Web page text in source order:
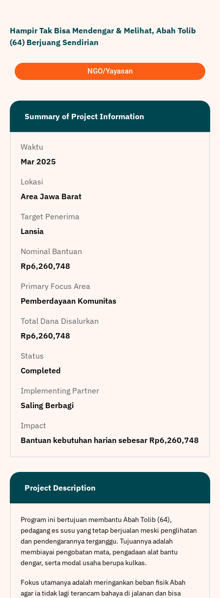
Hampir Tak Bisa Mendengar & Melihat, Abah Tolib
(64) Berjuang Sendirian
NGO/Yayasan
Summary of Project Information
Waktu
Mar 2025
Lokasi
Area Jawa Barat
Target Penerima
Lansia
Nominal Bantuan
Rp6,260,748
Primary Focus Area
Pemberdayaan Komunitas
Total Dana Disalurkan
Rp6,260,748
Status
Completed
Implementing Partner
Saling Berbagi
Impact
Bantuan kebutuhan harian sebesar Rp6,260,748
Project Description
Program ini bertujuan membantu Abah Tolib (64),
pedagang es susu yang tetap berjualan meski penglihatan
dan pendengarannya terganggu. Tujuannya adalah
membiayai pengobatan mata, pengadaan alat bantu
dengar, serta modal usaha berupa kulkas.
Fokus utamanya adalah meringankan beban fisik Abah
agar ia tidak lagi terancam bahaya di jalanan dan bisa